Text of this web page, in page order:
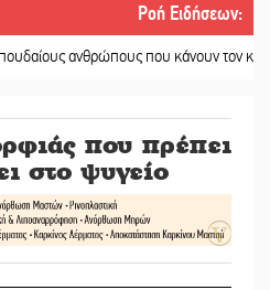
Ροή Ειδήσεων:
που κάνουν τον κόσμο λίγο
που πρέπει
στο ψυγείo